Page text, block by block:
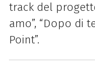
track del
amo”, “Dopo di
Point”.